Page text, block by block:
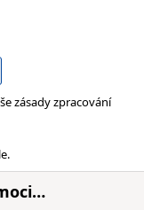
zásady zpracování